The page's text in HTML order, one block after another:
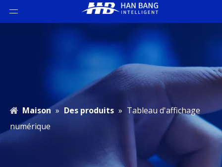
Maison » Des produits » Tableau d'affichage
numérique